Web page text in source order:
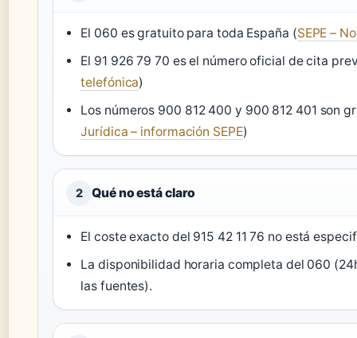
El 060 es gratuito para toda España (SEPE –
El 91 926 79 70 es el número oficial de cita
telefónica)
Los números 900 812 400 y 900 812 401 son
Jurídica – información SEPE)
2 Qué no está claro
El coste exacto del 915 42 11 76 no está
La disponibilidad horaria completa del 060
las fuentes).